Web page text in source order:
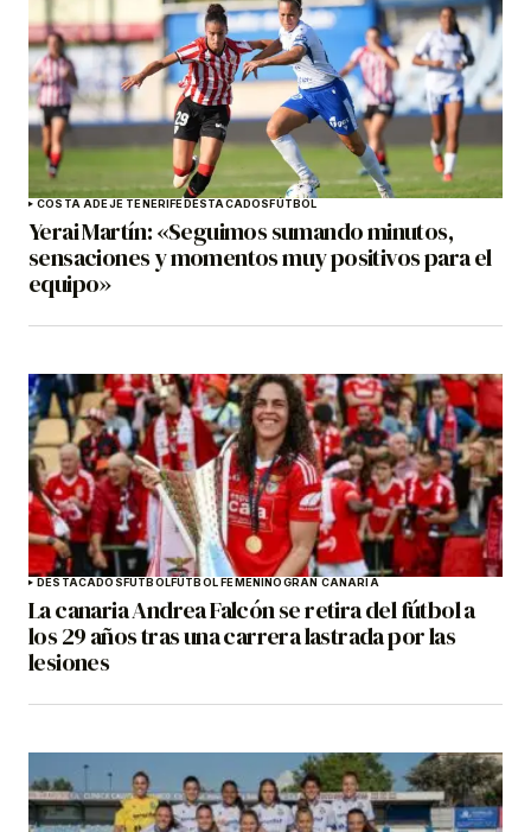
COSTA ADEJE TENERIFEDESTACADOSFÚTBOL
Yerai Martín: «Seguimos sumando minutos,
sensaciones y momentos muy positivos para el
equipo»
DESTACADOSFÚTBOLFÚTBOL FEMENINOGRAN CANARIA
La canaria Andrea Falcón se retira del fútbol a
los 29 años tras una carrera lastrada por las
lesiones